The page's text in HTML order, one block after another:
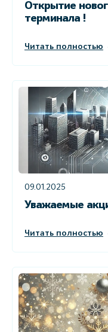
Открытие
терминала !
Читать полностью
09.01.2025
Уважаемые
Читать полностью